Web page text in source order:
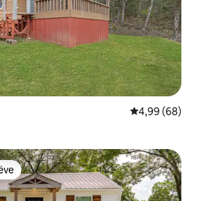
Vlerësimi
4,99 (68)
të klientëve